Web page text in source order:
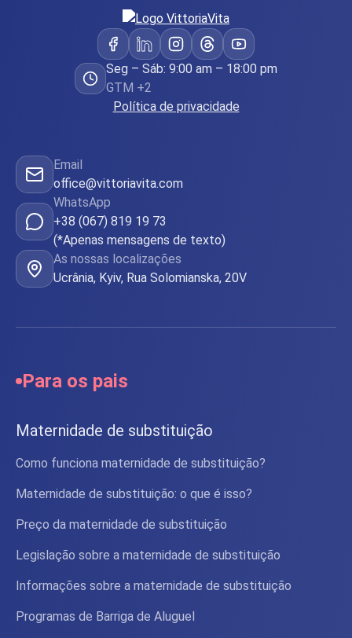
Seg – Sáb: 9:00 am – 18:00 pm
GTM +2
Política de privacidade
Email
office@vittoriavita.com
WhatsApp
+38 (067) 819 19 73
(*Apenas mensagens de texto)
As nossas localizações
Ucrânia, Kyiv, Rua Solomianska, 20V
Para os pais
Maternidade de substituição
Como funciona maternidade de substituição?
Maternidade de substituição: o que é isso?
Preço da maternidade de substituição
Legislação sobre a maternidade de substituição
Informações sobre a maternidade de substituição
Programas de Barriga de Aluguel